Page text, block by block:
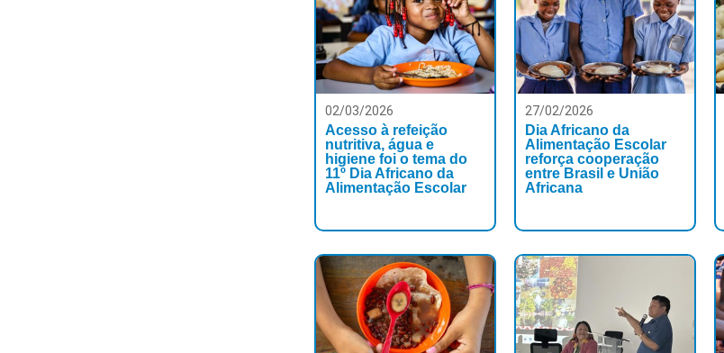
02/03/2026
Acesso à refeição
nutritiva, água e
higiene foi o tema do
11º Dia Africano da
Alimentação Escolar
27/02/2026
Dia Africano da
Alimentação Escolar
reforça cooperação
entre Brasil e União
Africana